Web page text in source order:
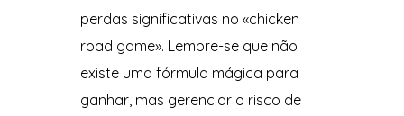
perdas significativas no «chicken
road game». Lembre-se que não
existe uma fórmula mágica para
ganhar, mas gerenciar o risco de